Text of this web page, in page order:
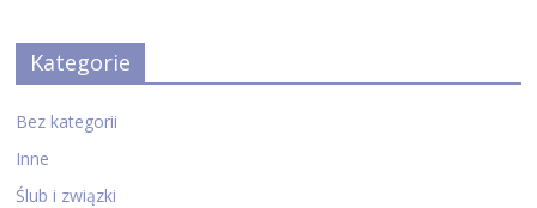
Kategorie
Bez kategorii
Inne
Ślub i związki